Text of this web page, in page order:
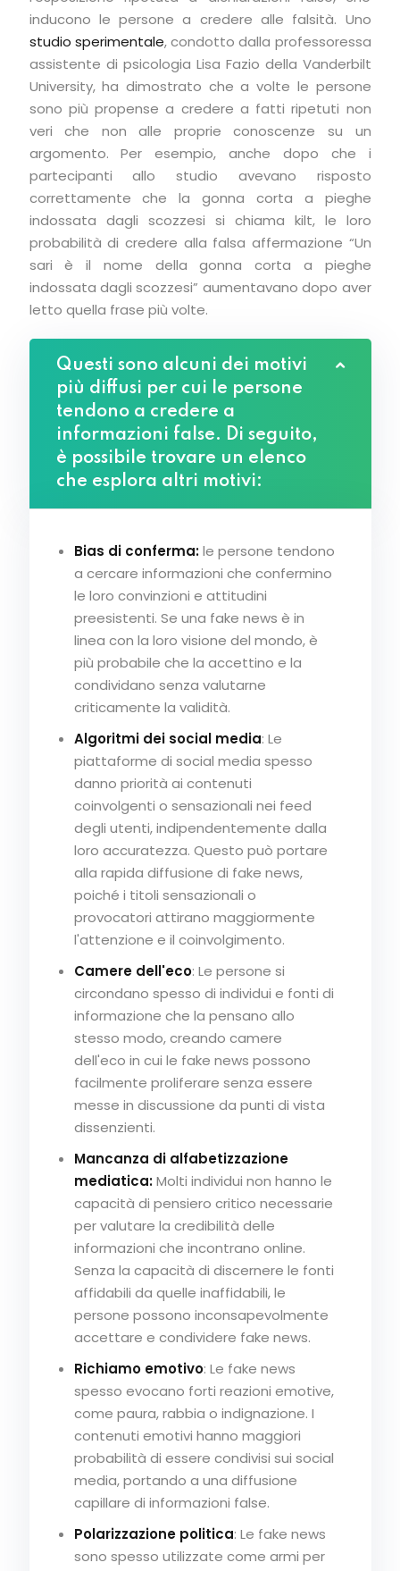
inducono le persone a credere alle falsità. Uno
studio sperimentale, condotto dalla professoressa
assistente di psicologia Lisa Fazio della Vanderbilt
University, ha dimostrato che a volte le persone
sono più propense a credere a fatti ripetuti non
veri che non alle proprie conoscenze su un
argomento. Per esempio, anche dopo che i
partecipanti allo studio avevano risposto
correttamente che la gonna corta a pieghe
indossata dagli scozzesi si chiama kilt, le loro
probabilità di credere alla falsa affermazione “Un
sari è il nome della gonna corta a pieghe
indossata dagli scozzesi” aumentavano dopo aver
letto quella frase più volte.
Questi sono alcuni dei motivi
più diffusi per cui le persone
tendono a credere a
informazioni false. Di seguito,
è possibile trovare un elenco
che esplora altri motivi:
Bias di conferma:le persone tendono
a cercare informazioni che confermino
le loro convinzioni e attitudini
preesistenti. Se una fake news è in
linea con la loro visione del mondo, è
più probabile che la accettino e la
condividano senza valutarne
criticamente la validità.
Algoritmi dei social media: Le
piattaforme di social media spesso
danno priorità ai contenuti
coinvolgenti o sensazionali nei feed
degli utenti, indipendentemente dalla
loro accuratezza. Questo può portare
alla rapida diffusione di fake news,
poiché i titoli sensazionali o
provocatori attirano maggiormente
l'attenzione e il coinvolgimento.
Camere dell'eco: Le persone si
circondano spesso di individui e fonti di
informazione che la pensano allo
stesso modo, creando camere
dell'eco in cui le fake news possono
facilmente proliferare senza essere
messe in discussione da punti di vista
dissenzienti.
Mancanza di alfabetizzazione
mediatica:Molti individui non hanno le
capacità di pensiero critico necessarie
per valutare la credibilità delle
informazioni che incontrano online.
Senza la capacità di discernere le fonti
affidabili da quelle inaffidabili, le
persone possono inconsapevolmente
accettare e condividere fake news.
Richiamo emotivo: Le fake news
spesso evocano forti reazioni emotive,
come paura, rabbia o indignazione. I
contenuti emotivi hanno maggiori
probabilità di essere condivisi sui social
media, portando a una diffusione
capillare di informazioni false.
Polarizzazione politica: Le fake news
sono spesso utilizzate come armi per